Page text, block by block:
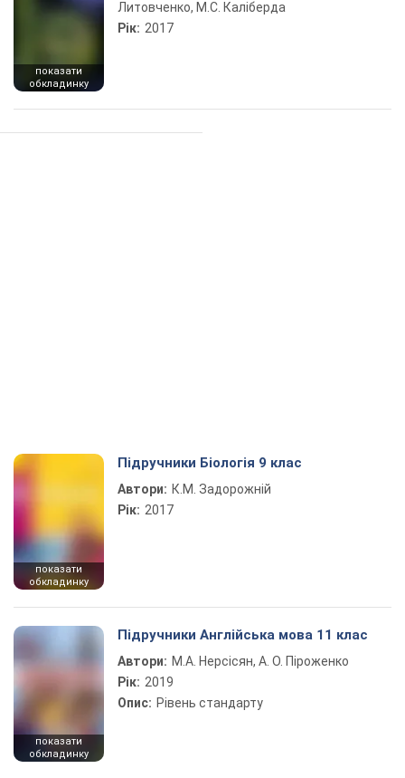
показати
обкладинку
Литовченко, М.С. Каліберда
Рік: 2017
показати
обкладинку
Підручники Біологія 9 клас
Автори: К.М. Задорожній
Рік: 2017
показати
обкладинку
Підручники Англійська мова 11 клас
Автори: М.А. Нерсісян, А. О. Піроженко
Рік: 2019
Опис: Рівень стандарту